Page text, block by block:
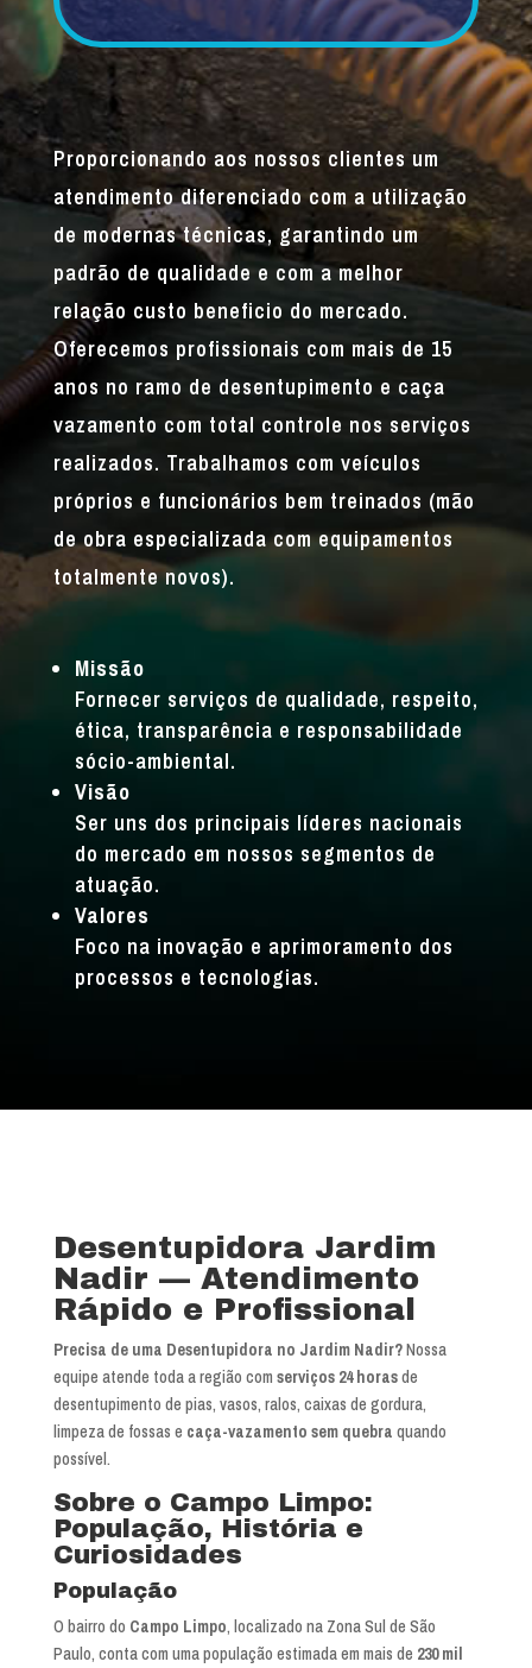
Proporcionando aos nossos clientes um
atendimento diferenciado com a utilização
de modernas técnicas, garantindo um
padrão de qualidade e com a melhor
relação custo beneficio do mercado.
Oferecemos profissionais com mais de 15
anos no ramo de desentupimento e caça
vazamento com total controle nos serviços
realizados. Trabalhamos com veículos
próprios e funcionários bem treinados (mão
de obra especializada com equipamentos
totalmente novos).
Missão
Fornecer serviços de qualidade, respeito,
ética, transparência e responsabilidade
sócio-ambiental.
Visão
Ser uns dos principais líderes nacionais
do mercado em nossos segmentos de
atuação.
Valores
Foco na inovação e aprimoramento dos
processos e tecnologias.
Desentupidora Jardim
Nadir — Atendimento
Rápido e Profissional
Precisa de uma Desentupidora no Jardim Nadir?Nossa
equipe atende toda a região com serviços 24 horasde
desentupimento de pias, vasos, ralos, caixas de gordura,
limpeza de fossas e caça-vazamento sem quebra quando
possível.
Sobre o Campo Limpo:
População, História e
Curiosidades
População
O bairro do Campo Limpo, localizado na Zona Sul de São
Paulo, conta com uma população estimada em mais de 230 mil